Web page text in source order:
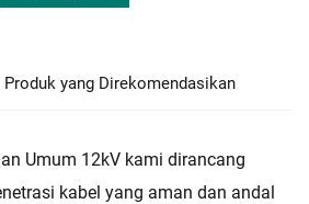
Produk yang Direkomendasikan
Umum 12kV kami dirancang
kabel yang aman dan andal